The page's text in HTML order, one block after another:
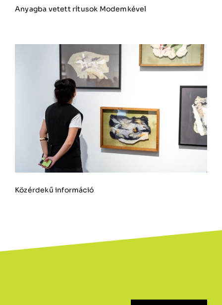
Anyagba vetett rítusok Modemkével
Közérdekű információ